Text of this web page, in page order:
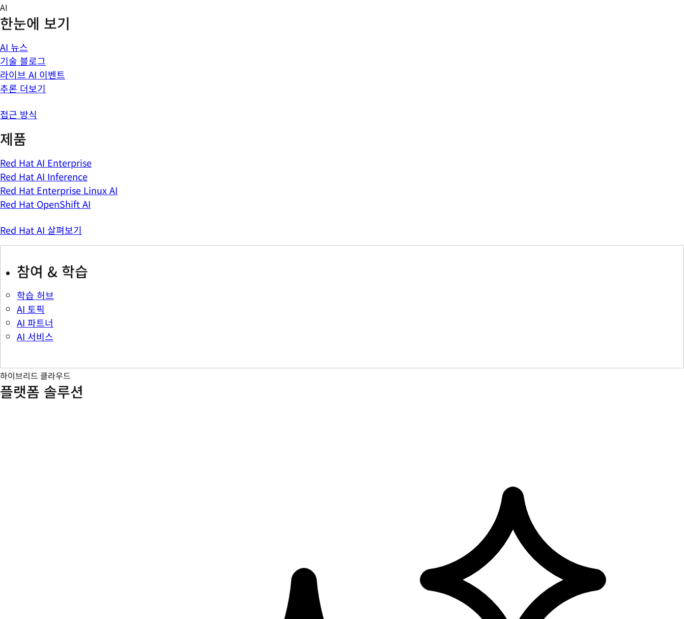
Skip
to
content
AI
한눈에 보기
AI 뉴스
기술 블로그
라이브 AI 이벤트
추론 더보기
접근 방식
제품
Red Hat AI Enterprise
Red Hat AI Inference
Red Hat Enterprise Linux AI
Red Hat OpenShift AI
Red Hat AI 살펴보기
참여 & 학습
학습 허브
AI 토픽
AI 파트너
AI 서비스
하이브리드 클라우드
플랫폼 솔루션